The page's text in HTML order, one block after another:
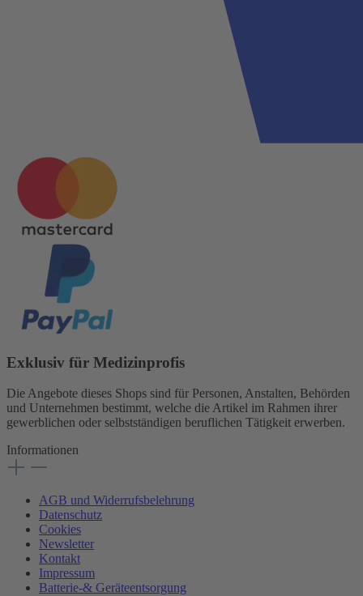
Exklusiv für Medizinprofis
Die Angebote dieses Shops sind für Personen, Anstalten, Behörden
und Unternehmen bestimmt, welche die Artikel im Rahmen ihrer
gewerblichen oder selbstständigen beruflichen Tätigkeit erwerben.
Informationen
AGB und Widerrufsbelehrung
Datenschutz
Cookies
Newsletter
Kontakt
Impressum
Batterie-& Geräteentsorgung